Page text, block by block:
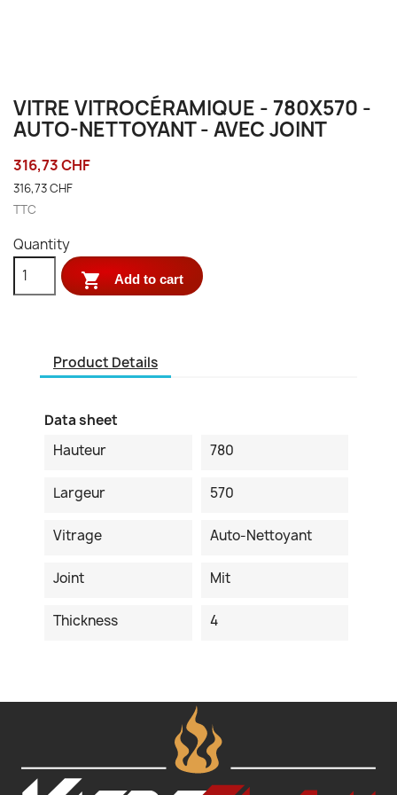
VITRE VITROCÉRAMIQUE - 780X570 -
AUTO-NETTOYANT - AVEC JOINT
316,73 CHF
316,73 CHF
TTC
Quantity
 Add to cart
Product Details
Data sheet
Hauteur
780
Largeur 570
Vitrage Auto-Nettoyant
Joint Mit
Thickness 4